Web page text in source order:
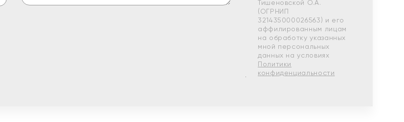
Тишеновской О.А.
(ОГРНИП
321435000026563) и его
аффилированным лицам
на обработку указанных
мной персональных
данных на условиях
Политики
конфиденциальности